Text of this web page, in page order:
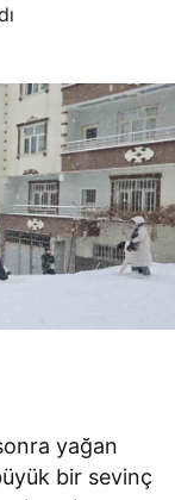
yağan
bir sevinç